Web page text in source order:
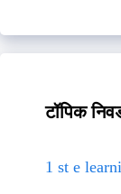
टॉपिक
1 st e